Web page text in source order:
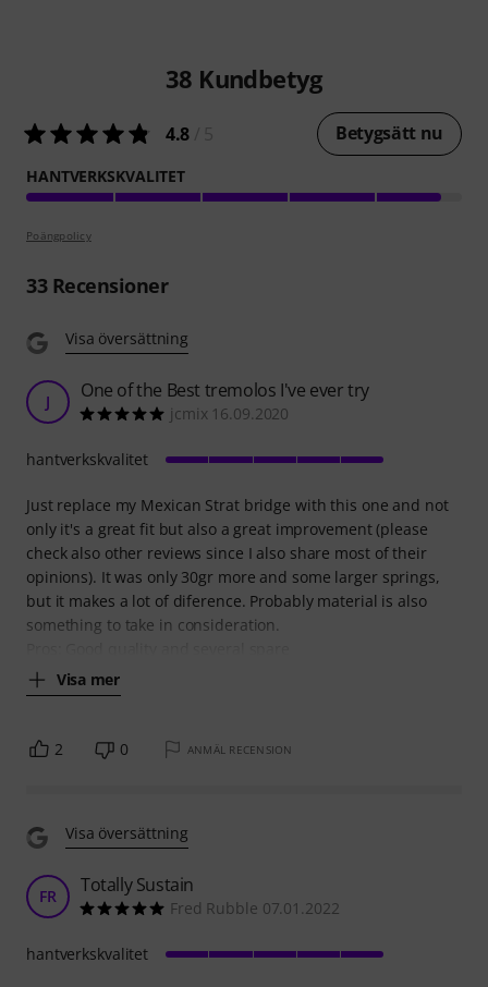
38 Kundbetyg
4.8 Betygsätt nu
HANTVERKSKVALITET
Poängpolicy
33Recensioner
Visa översättning
J One of the Best tremolos I've ever try
jcmix 16.09.2020
Just replace my Mexican Strat bridge with this one and not
only it's a great fit but also a great improvement (please
check also other reviews since I also share most of their
opinions). It was only 30gr more and some larger springs,
but it makes a lot of diference. Probably material is also
something to take in consideration.
Visa mer
hantverkskvalitet
2 0 ANMÄL RECENSION
Visa översättning
FR Totally Sustain
Fred Rubble 07.01.2022
hantverkskvalitet